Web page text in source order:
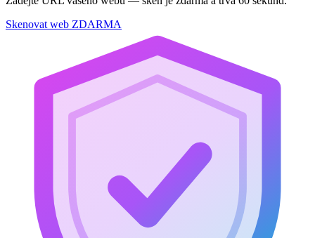
Skenovat web ZDARMA